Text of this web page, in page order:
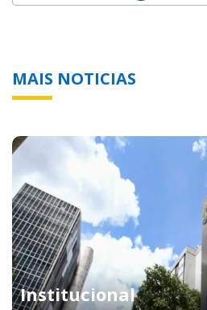
MAIS NOTICIAS
Institucional